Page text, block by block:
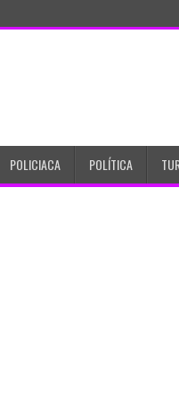
POLICIACA POLÍTICA